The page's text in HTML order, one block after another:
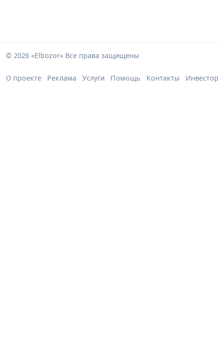
© 2026 «Elbozor» Все права защищены
О проекте Реклама Услуги Помощь Контакты